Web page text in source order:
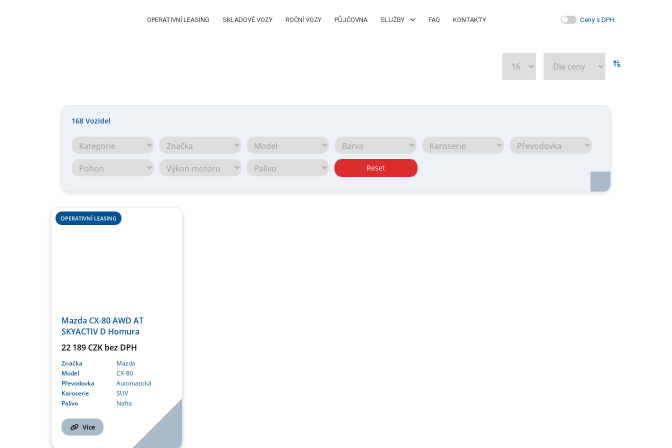
OPERATIVNÍ LEASING SKLADOVÉ VOZY ROČNÍ VOZY PŮJČOVNA SLUŽBY FAQ KONTAKTY Ceny s DPH
168 Vozidel
Reset
OPERATIVNÍ LEASING
Mazda CX-80 AWD AT
SKYACTIV D Homura
22 189 CZK bez DPH
Značka
Mazda
Model
CX-80
Převodovka
Automatická
Karoserie
SUV
Palivo
Nafta
Více